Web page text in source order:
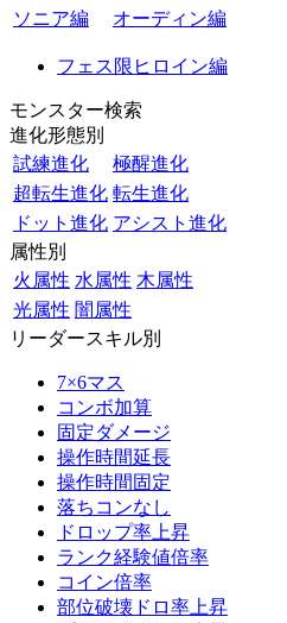
ソニア編
オーディン編
フェス限ヒロイン編
モンスター検索
進化形態別
試練進化
極醒進化
超転生進化 転生進化
ドット進化 アシスト進化
属性別
火属性 水属性 木属性
光属性 闇属性
リーダースキル別
7×6マス
コンボ加算
固定ダメージ
操作時間延長
操作時間固定
落ちコンなし
ドロップ率上昇
ランク経験値倍率
コイン倍率
部位破壊ドロ率上昇